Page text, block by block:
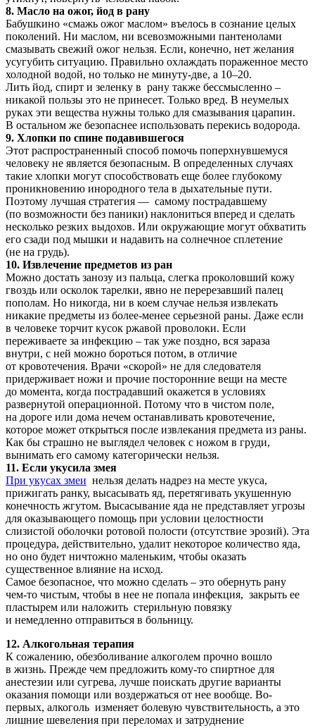
8. Масло на ожог, йод в рану
Бабушкино «смажь ожог маслом» въелось в сознание целых
поколений. Ни маслом, ни всевозможными пантенолами
смазывать свежий ожог нельзя. Если, конечно, нет желания
усугубить ситуацию. Правильно охлаждать пораженное место
холодной водой, но только не минуту-две, а 10–20.
Лить йод, спирт и зеленку в рану также бессмысленно –
никакой пользы это не принесет. Только вред. В неумелых
руках эти вещества нужны только для смазывания царапин.
В остальном же безопаснее использовать перекись водорода.
9. Хлопки по спине подавившегося
Этот распространенный способ помочь поперхнувшемуся
человеку не является безопасным. В определенных случаях
такие хлопки могут способствовать еще более глубокому
проникновению инородного тела в дыхательные пути.
Поэтому лучшая стратегия — самому пострадавшему
(по возможности без паники) наклониться вперед и сделать
несколько резких выдохов. Или окружающие могут обхватить
его сзади под мышки и надавить на солнечное сплетение
(не на грудь).
10. Извлечение предметов из ран
Можно достать занозу из пальца, слегка проколовший кожу
гвоздь или осколок тарелки, явно не перерезавший палец
пополам. Но никогда, ни в коем случае нельзя извлекать
никакие предметы из более-менее серьезной раны. Даже если
в человеке торчит кусок ржавой проволоки. Если
переживаете за инфекцию – так уже поздно, вся зараза
внутри, с ней можно бороться потом, в отличие
от кровотечения. Врачи «скорой» не для следователя
придерживает ножи и прочие посторонние вещи на месте
до момента, когда пострадавший окажется в условиях
развернутой операционной. Потому что в чистом поле,
на дороге или дома нечем останавливать кровотечение,
которое может открыться после извлекания предмета из раны.
Как бы страшно не выглядел человек с ножом в груди,
вынимать его самому категорически нельзя.
11. Если укусила змея
При укусах змеи нельзя делать надрез на месте укуса,
прижигать ранку, высасывать яд, перетягивать укушенную
конечность жгутом. Высасывание яда не представляет угрозы
для оказывающего помощь при условии целостности
слизистой оболочки ротовой полости (отсутствие эрозий). Эта
процедура, действительно, удалит некоторое количество яда,
но оно будет ничтожно маленьким, чтобы оказать
существенное влияние на исход.
Самое безопасное, что можно сделать – это обернуть рану
чем-то чистым, чтобы в нее не попала инфекция, закрыть ее
пластырем или наложить стерильную повязку
и немедленно отправиться в больницу.
12. Алкогольная терапия
К сожалению, обезболивание алкоголем прочно вошло
в жизнь. Прежде чем предложить кому-то спиртное для
анестезии или сугрева, лучше поискать другие варианты
оказания помощи или воздержаться от нее вообще. Во-
первых, алкоголь изменяет болевую чувствительность, а это
лишние шевеления при переломах и затруднение